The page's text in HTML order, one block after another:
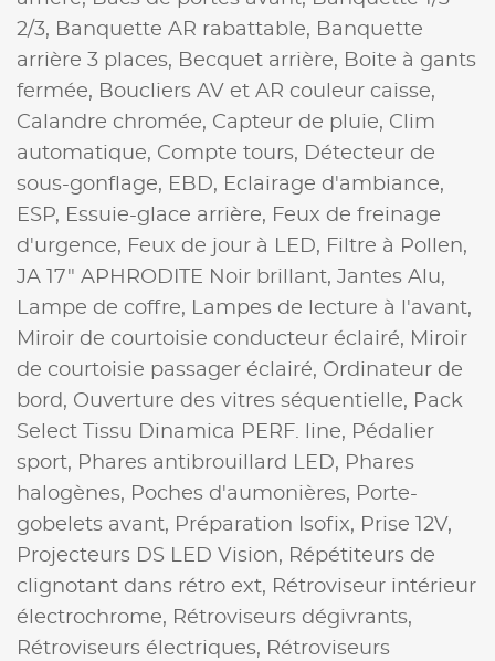
2/3, Banquette AR rabattable, Banquette
arrière 3 places, Becquet arrière, Boite à gants
fermée, Boucliers AV et AR couleur caisse,
Calandre chromée, Capteur de pluie, Clim
automatique, Compte tours,
Détecteur de
sous-gonflage, EBD, Eclairage d'ambiance,
ESP, Essuie-glace arrière, Feux de freinage
d'urgence, Feux de jour à LED, Filtre à Pollen,
JA 17" APHRODITE Noir brillant, Jantes Alu,
Lampe de coffre,
Lampes de lecture à l'avant,
Miroir de courtoisie conducteur éclairé, Miroir
de courtoisie passager éclairé, Ordinateur de
bord, Ouverture des vitres séquentielle, Pack
Select Tissu Dinamica PERF. line, Pédalier
sport, Phares antibrouillard LED, Phares
halogènes, Poches d'aumonières, Porte-
gobelets avant, Préparation Isofix, Prise 12V,
Projecteurs DS LED Vision, Répétiteurs de
clignotant dans rétro ext, Rétroviseur intérieur
électrochrome, Rétroviseurs dégivrants,
Rétroviseurs électriques, Rétroviseurs